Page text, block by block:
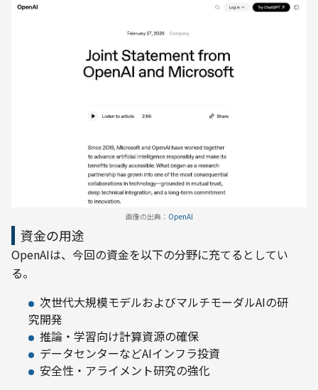
画像の出典： OpenAI
資金の用途
OpenAIは、今回の資金を以下の分野に充てるとしてい
る。
次世代大規模モデルおよびマルチモーダルAIの研
究開発
推論・学習向け計算資源の確保
データセンターなどAIインフラ投資
安全性・アライメント研究の強化